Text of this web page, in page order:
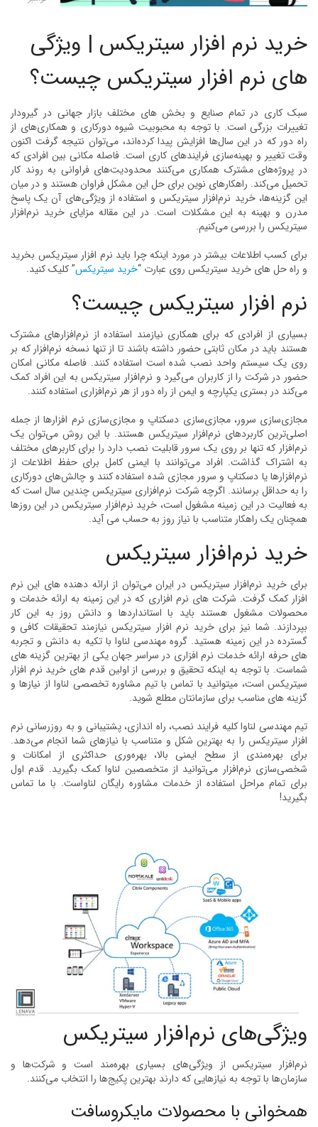
خرید نرم افزار سیتریکس | ویژگی
های نرم افزار سیتریکس چیست؟
سبک کاری در تمام صنایع و بخش های مختلف بازار جهانی در گیرودار
تغییرات بزرگی است. با توجه به محبوبیت شیوه دورکاری و همکاری‌های از
راه دور که در این سال‌ها افزایش پیدا کرده‌اند، می‌توان نتیجه گرفت اکنون
وقت تغییر و بهینه‌سازی فرایندهای کاری است. فاصله مکانی بین افرادی که
در پروژه‌های مشترک همکاری می‌کنند محدودیت‌های فراوانی به روند کار
تحمیل می‌کند. راهکارهای نوین برای حل این مشکل فراوان هستند و در میان
این گزینه‌ها، خرید نرم‌افزار سیتریکس و استفاده از ویژگی‌های آن یک پاسخ
مدرن و بهینه به این مشکلات است. در این مقاله مزایای خرید نرم‌افزار
سیتریکس را بررسی می‌کنیم.
برای کسب اطلاعات بیشتر در مورد اینکه چرا باید نرم افزار سیتریکس بخرید
و راه حل های خرید سیتریکس روی عبارت “خرید سیتریکس” کلیک کنید.
نرم افزار سیتریکس چیست؟
بسیاری از افرادی که برای همکاری نیازمند استفاده از نرم‌افزارهای مشترک
هستند باید در مکان ثابتی حضور داشته باشند تا از تنها نسخه نرم‌افزار که بر
روی یک سیستم واحد نصب شده است استفاده کنند. فاصله مکانی امکان
حضور در شرکت را از کاربران می‌گیرد و نرم‌افزار سیتریکس به این افراد کمک
می‌کند در بستری یکپارچه و ایمن از راه دور از هر نرم‌افزاری استفاده کنند.
مجازی‌سازی سرور، مجازی‌سازی دسکتاپ و مجازی‌سازی نرم افزارها از جمله
اصلی‌ترین کاربردهای نرم‌افزار سیتریکس هستند. با این روش می‌توان یک
نرم‌افزار که تنها بر روی یک سرور قابلیت نصب دارد را برای کاربرهای مختلف
به اشتراک گذاشت. افراد می‌توانند با ایمنی کامل برای حفظ اطلاعات از
نرم‌افزارها یا دسکتاپ و سرور مجازی شده استفاده کنند و چالش‌های دورکاری
را به حداقل برسانند. اگرچه شرکت نرم‌افزاری سیتریکس چندین سال است که
به فعالیت در این زمینه مشغول است، خرید نرم‌افزار سیتریکس در این روزها
همچنان یک راهکار متناسب با نیاز روز به حساب می آید.
خرید نرم‌افزار سیتریکس
برای خرید نرم‌افزار سیتریکس در ایران می‌توان از ارائه دهنده های این نرم
افزار کمک گرفت. شرکت های نرم افزاری که در این زمینه به ارائه خدمات و
محصولات مشغول هستند باید با استانداردها و دانش روز به این کار
بپردازند. شما نیز برای خرید نرم افزار سیتریکس نیازمند تحقیقات کافی و
گسترده در این زمینه هستید. گروه مهندسی لناوا با تکیه به دانش و تجربه
های حرفه ارائه خدمات نرم افزاری در سراسر جهان یکی از بهترین گزینه های
شماست. با توجه به اینکه تحقیق و بررسی از اولین قدم های خرید نرم افزار
سیتریکس است، میتوانید با تماس با تیم مشاوره تخصصی لناوا از نیازها و
گزینه های مناسب برای سازمانتان مطلع شوید.
تیم مهندسی لناوا کلیه فرایند نصب، راه اندازی، پشتیبانی و به روزرسانی نرم
افزار سیتریکس را به بهترین شکل و متناسب با نیازهای شما انجام می‌دهد.
برای بهره‌مندی از سطح ایمنی بالا، بهره‌وری حداکثری از امکانات و
شخصی‌سازی نرم‌افزار می‌توانید از متخصصین لناوا کمک بگیرید. قدم اول
برای تمام مراحل استفاده از خدمات مشاوره رایگان لناواست. با ما تماس
بگیرید!‌
ویژگی‌های نرم‌افزار سیتریکس
نرم‌افزار سیتریکس از ویژگی‌های بسیاری بهره‌مند است و شرکت‌ها و
سازمان‌ها با توجه به نیازهایی که دارند بهترین پکیج‌ها را انتخاب می‌کنند.
همخوانی با محصولات مایکروسافت